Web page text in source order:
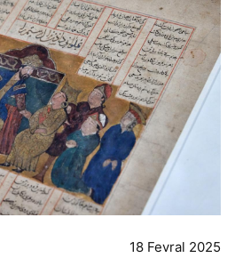
18 Fevral 2025